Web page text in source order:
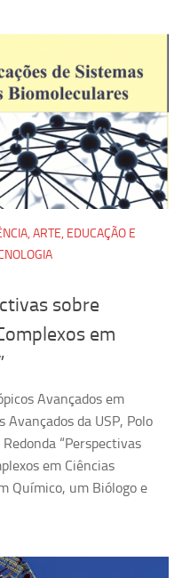
ARTE, EDUCAÇÃO E
sobre
em
Avançados em
da USP, Polo
“Perspectivas
em Ciências
Químico, um Biólogo e